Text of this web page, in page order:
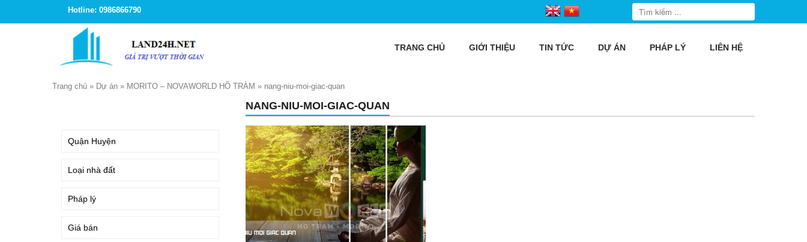
Hotline: 0986866790
TRANG CHỦ GIỚI THIỆU TIN TỨC DỰ ÁN PHÁP LÝ LIÊN HỆ
Trang chủ » Dự án » MORITO – NOVAWORLD HỒ TRÀM » nang-niu-moi-giac-quan
NANG-NIU-MOI-GIAC-QUAN